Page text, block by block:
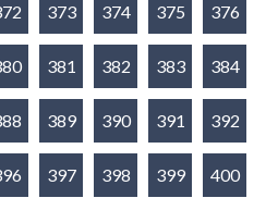
373 374 375 376
381 382 383 384
389 390 391 392
397 398 399 400